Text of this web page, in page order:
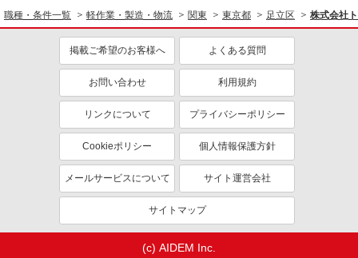
おもちゃ・玩具の袋詰め・検品など
時給1,400円以上＋交通費全額支給 ※夜勤は時
給1,800円以上（深夜手当含む） ◆月収例
246,400円 （日勤シフト10時〜19時 週5日勤務の
場合） 時給1,400円×8h×22日勤務
東京都足立区 ★上記以外にも神奈川県内（相
模原・横浜・川崎など）に多数派遣先有
キープ 詳細を見る
LAPI-Staff株式会社 本社/軽作業窓口
お菓子やスイーツなどの包装や梱包作業
時給1,400円以上＋交通費全額支給 ※夜勤は時
給1,800円以上（深夜手当含む） ◆月収例
246,400円 （日勤シフト10時〜19時 週5日勤務の
場合） 時給1,400円×8h×22日勤務 ◆月収例
模原・横浜・川崎など）に多数派遣先有
職種・条件一覧 軽作業・製造・物流 関東 東京都 足立区 株式会社
掲載ご希望のお客様へ よくある質問
お問い合わせ 利用規約
リンクについて プライバシーポリシー
Cookieポリシー 個人情報保護方針
メールサービスについて サイト運営会社
サイトマップ
(c) AIDEM Inc.